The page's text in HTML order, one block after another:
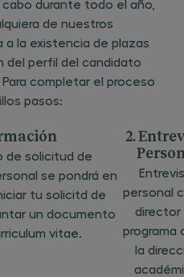
durante todo el año,
de nuestros
a la existencia de plazas
del perfil del candidato
completar el proceso
pasos:
de solicitud de
se pondrá en
tu solicitd de
un documento
vitae.
2.
personal
director
programa
la